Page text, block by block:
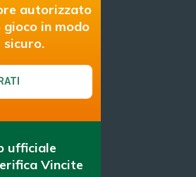
autorizzato
in modo
sicuro.
ufficiale
Vincite